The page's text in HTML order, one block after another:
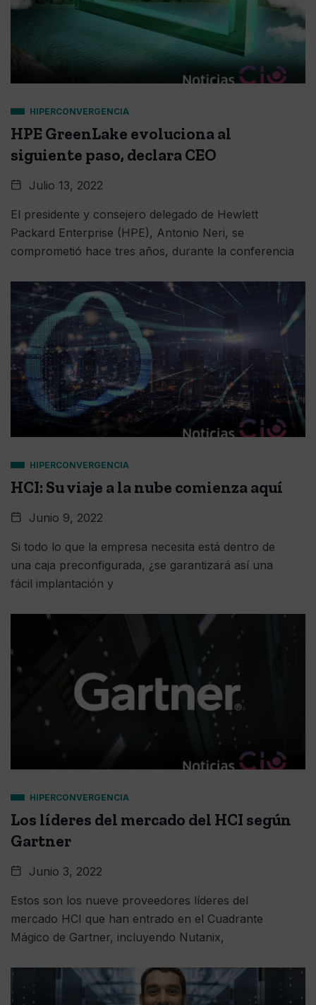
HIPERCONVERGENCIA
HPE GreenLake evoluciona al
siguiente paso, declara CEO
Julio 13, 2022
El presidente y consejero delegado de Hewlett
Packard Enterprise (HPE), Antonio Neri, se
comprometió hace tres años, durante la conferencia
HIPERCONVERGENCIA
HCI: Su viaje a la nube comienza aquí
Junio 9, 2022
Si todo lo que la empresa necesita está dentro de
una caja preconfigurada, ¿se garantizará así una
fácil implantación y
HIPERCONVERGENCIA
Los líderes del mercado del HCI según
Gartner
Junio 3, 2022
Estos son los nueve proveedores líderes del
mercado HCI que han entrado en el Cuadrante
Mágico de Gartner, incluyendo Nutanix,